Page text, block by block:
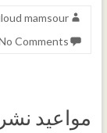
mamsour
Comments
مواعيد نشر